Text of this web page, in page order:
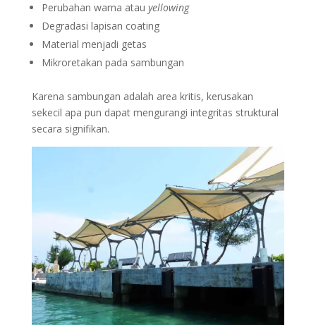
Perubahan warna atau yellowing
Degradasi lapisan coating
Material menjadi getas
Mikroretakan pada sambungan
Karena sambungan adalah area kritis, kerusakan
sekecil apa pun dapat mengurangi integritas struktural
secara signifikan.